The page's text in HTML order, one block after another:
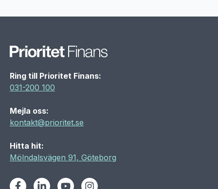
Ring till Prioritet Finans:
031-200 100
Mejla oss:
kontakt@prioritet.se
Hitta hit:
Mölndalsvägen 91, Göteborg
FacebookLinkedInYoutubeInstagram